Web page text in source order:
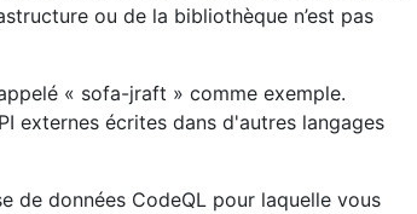
ou de la bibliothèque n’est pas
« sofa-jraft » comme exemple.
externes écrites dans d'autres langages
de données CodeQL pour laquelle vous